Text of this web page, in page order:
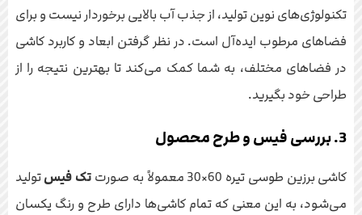
تکنولوژی‌های نوین تولید، از جذب آب بالایی برخوردار نیست و برای
فضاهای مرطوب ایده‌آل است. در نظر گرفتن ابعاد و کاربرد کاشی
در فضاهای مختلف، به شما کمک می‌کند تا بهترین نتیجه را از
طراحی خود بگیرید.
3. بررسی فیس و طرح محصول
کاشی برزین طوسی تیره 60×30 معمولاً به صورت تک فیستولید
می‌شود، به این معنی که تمام کاشی‌ها دارای طرح و رنگ یکسان